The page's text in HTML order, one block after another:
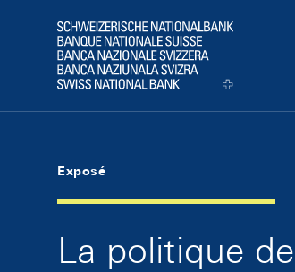
Logo
Exposé
La politique